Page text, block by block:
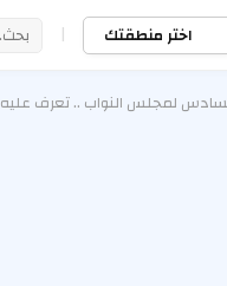
اختر منطقتك |
لمجلس النواب .. تعرف عليه